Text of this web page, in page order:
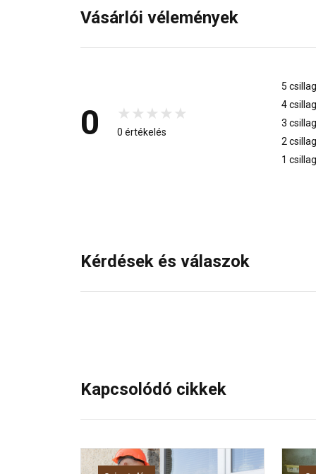
Vásárlói vélemények
0 0 értékelés
5 csillag
4 csillag
3 csillag
2 csillag
1 csillag
Kérdések és válaszok
Kapcsolódó cikkek